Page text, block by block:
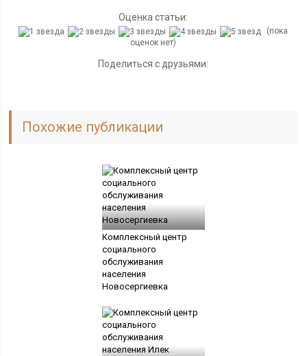
Оценка статьи:
(пока
оценок нет)
Поделиться с друзьями:
Похожие публикации
Комплексный центр
социального
обслуживания
населения
Новосергиевка